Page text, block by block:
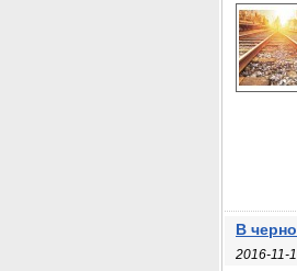
В
2016-11-